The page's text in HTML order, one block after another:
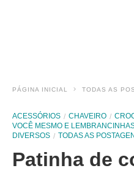
PÁGINA INICIAL TODAS AS
ACESSÓRIOS CHAVEIRO
VOCÊ MESMO E
DIVERSOS
TODAS AS
Patinha de